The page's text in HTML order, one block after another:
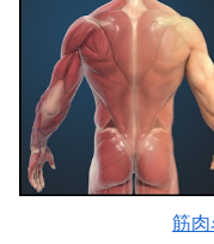
筋